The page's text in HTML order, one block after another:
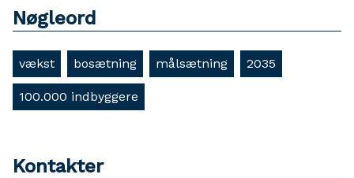
Nøgleord
vækst bosætning målsætning 2035
100.000 indbyggere
Kontakter